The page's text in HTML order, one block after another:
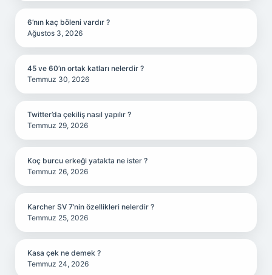
6’nın kaç böleni vardır ?
Ağustos 3, 2026
45 ve 60’ın ortak katları nelerdir ?
Temmuz 30, 2026
Twitter’da çekiliş nasıl yapılır ?
Temmuz 29, 2026
Koç burcu erkeği yatakta ne ister ?
Temmuz 26, 2026
Karcher SV 7’nin özellikleri nelerdir ?
Temmuz 25, 2026
Kasa çek ne demek ?
Temmuz 24, 2026